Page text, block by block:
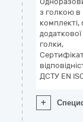
з голкою в
комплекті,
додаткової
голки,
ДСТУ EN
+